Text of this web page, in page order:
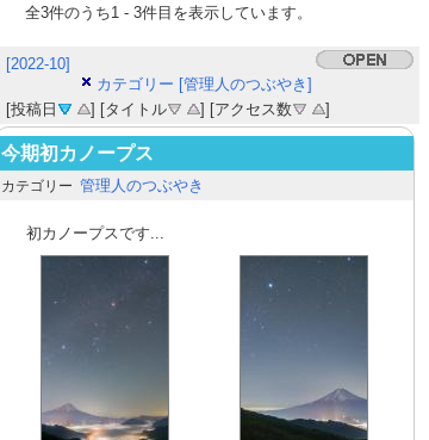
全3件のうち1- 3件目を表示しています。
[2022-10]
カテゴリー [管理人のつぶやき]
[投稿日
] [タイトル ] [アクセス数 ]
今期初カノープス
カテゴリー 管理人のつぶやき
初カノープスです...